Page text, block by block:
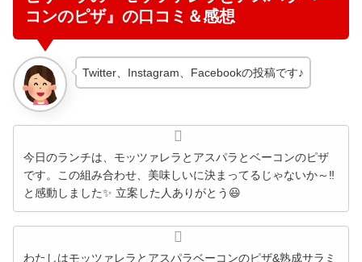
コンのピザ』の口コミ＆感想
Twitter、Instagram、Facebookの投稿です♪
今日のランチは、モッツァレラとアスパラとベーコンのピザ
です。この組み合わせ、美味しいに決まってるじゃないか～‼️
と感動しました✨ 立案した人ありがとう😃
わたしはモッツァレラとアスパラベーコンのピザ&熟成サラミ